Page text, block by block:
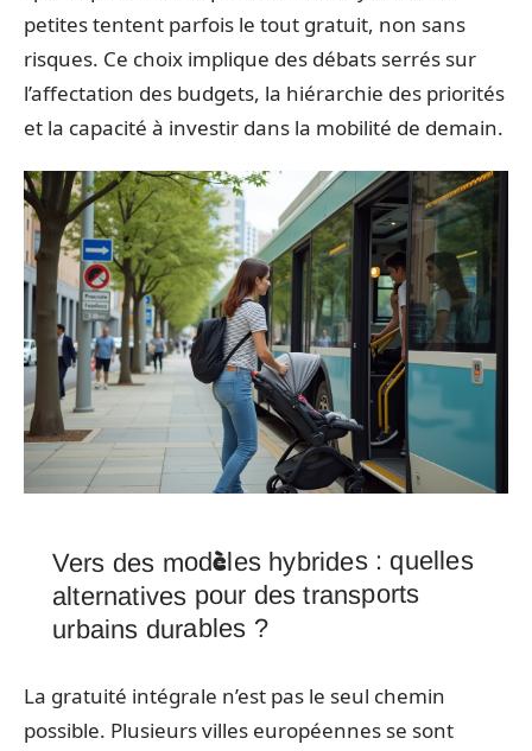
petites tentent parfois le tout gratuit, non sans
risques. Ce choix implique des débats serrés sur
l’affectation des budgets, la hiérarchie des priorités
et la capacité à investir dans la mobilité de demain.
Vers des modèles hybrides : quelles
alternatives pour des transports
urbains durables ?
La gratuité intégrale n’est pas le seul chemin
possible. Plusieurs villes européennes se sont